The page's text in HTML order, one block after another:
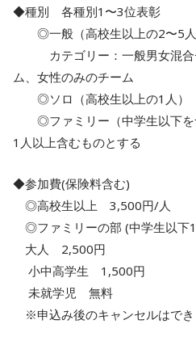
◆種別 各種別1〜3位表彰
◎一般（高校生以上の2〜5人
カテゴリー：一般男女混合
ム、女性のみのチーム
◎ソロ（高校生以上の1人）
◎ファミリー（中学生以下を
1人以上含むものとする
◆参加費(保険料含む)
◎高校生以上 3,500円/人
◎ファミリーの部 (中学生以下
大人 2,500円
小中高学生 1,500円
未就学児 無料
※申込み後のキャンセルはでき